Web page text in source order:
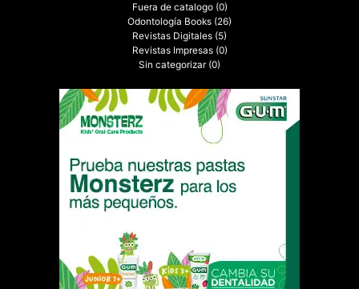
Fuera de catalogo (0)
Odontología Books (26)
Revistas Digitales (5)
Revistas Impresas (0)
Sin categorizar (0)